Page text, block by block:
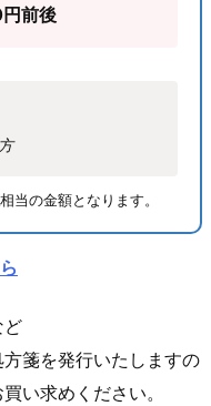
前後
相当の金額となります。
ど
箋を発行いたしますの
い求めください。